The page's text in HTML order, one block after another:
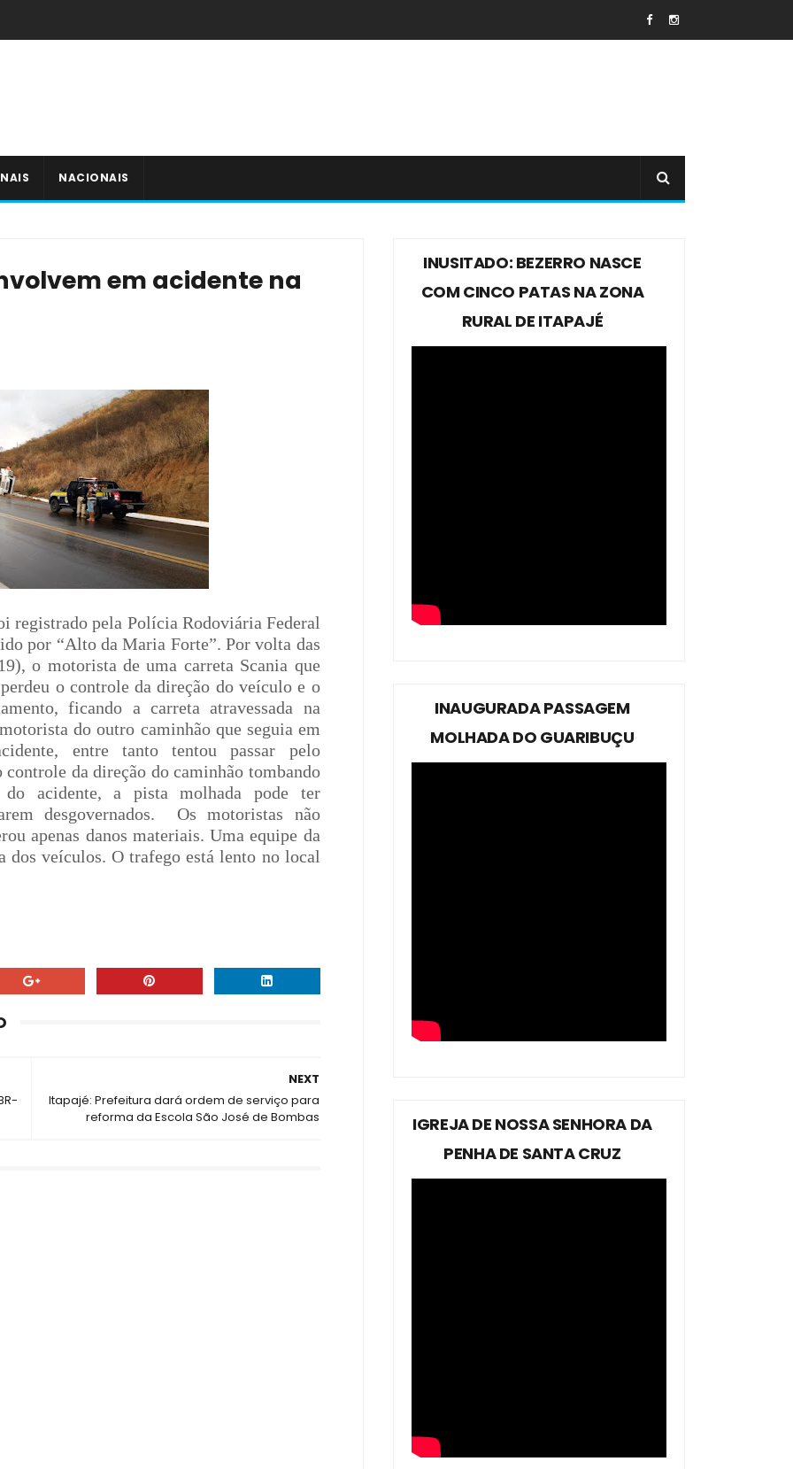
NACIONAIS
em acidente na
registrado pela Polícia Rodoviária Federal
por “Alto da Maria Forte”. Por volta das
o motorista de uma carreta Scania que
o controle da direção do veículo e o
ficando a carreta atravessada na
do outro caminhão que seguia em
entre tanto tentou passar pelo
controle da direção do caminhão tombando
acidente, a pista molhada pode ter
desgovernados.
Os motoristas não
apenas danos materiais. Uma equipe da
dos veículos. O trafego está lento no local
NEXT
Itapajé: Prefeitura dará ordem de serviço para
reforma da Escola São José de Bombas
INUSITADO: BEZERRO NASCE
COM CINCO PATAS NA ZONA
RURAL DE ITAPAJÉ
INAUGURADA PASSAGEM
MOLHADA DO GUARIBUÇU
IGREJA DE NOSSA SENHORA DA
PENHA DE SANTA CRUZ